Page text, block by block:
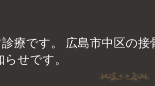
療です。 広島市中区の
せです。